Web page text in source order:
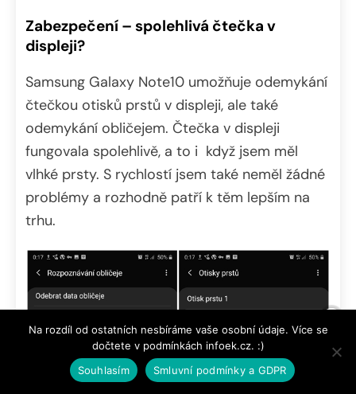
Zabezpečení – spolehlivá čtečka v
displeji?
Samsung Galaxy Note10 umožňuje odemykání
čtečkou otisků prstů v displeji, ale také
odemykání obličejem. Čtečka v displeji
fungovala spolehlivě, a to i když jsem měl
vlhké prsty. S rychlostí jsem také neměl žádné
problémy a rozhodně patří k těm lepším na
trhu.
Na rozdíl od ostatních nesbíráme vaše osobní údaje. Více se
dočtete v podmínkách infoek.cz. :)
Souhlasím
Smluvní podmínky a GDPR